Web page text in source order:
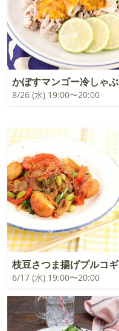
かぼすマンゴー冷しゃぶ
8/26 (水) 19:00〜20:00
枝豆さつま揚げプルコギ
6/17 (水) 19:00〜20:00